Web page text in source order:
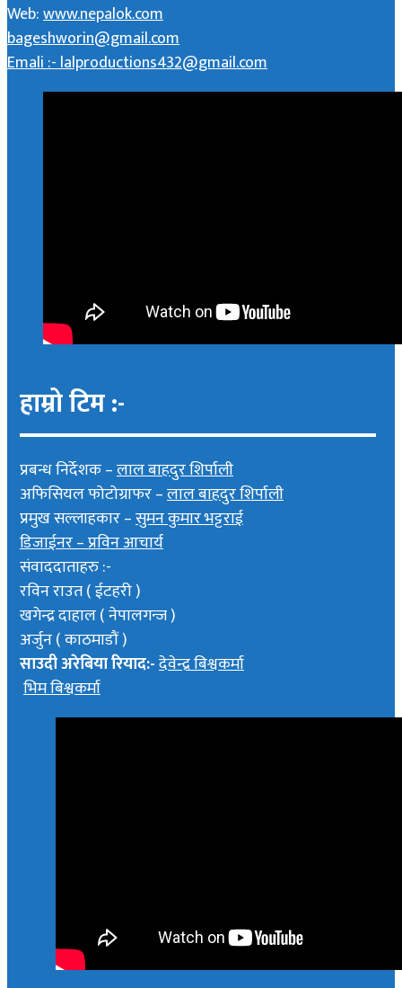
Web:www.nepalok.com
bageshworin@gmail.com
Emali :- lalproductions432@gmail.com
हाम्रो टिम :-
प्रबन्ध निर्देशक –लाल बाहदुर शिर्पाली
अफिसियल फोटोग्राफर –लाल बाहदुर शिर्पाली
प्रमुख सल्लाहकार –सुमन कुमार भट्टराई
डिजाईनर – प्रविन आचार्य
संवाददाताहरु :-
रविन राउत ( ईटहरी )
खगेन्द्र दाहाल ( नेपालगन्ज )
अर्जुन ( काठमाडौं )
साउदी अरेबिया रियाद:-देवेन्द्र बिश्वकर्मा
भिम बिश्वकर्मा